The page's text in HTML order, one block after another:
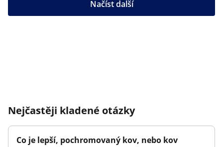
Načíst další
Nejčastěji kladené otázky
Co je lepší, pochromovaný kov, nebo kov